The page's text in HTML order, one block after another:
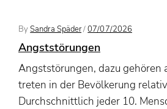
BySandra Späder/Posted
07/07/2026
Angststörungen
Angststörungen, dazu gehören
treten in der Bevölkerung
Durchschnittlich jeder 10.